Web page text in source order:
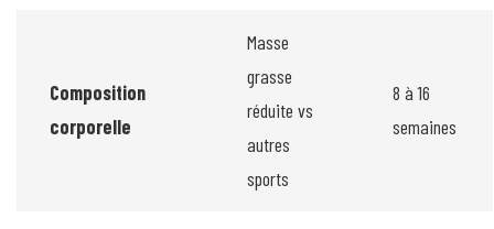
Composition
corporelle
Masse
grasse
réduite vs
autres
sports
8 à 16
semaines